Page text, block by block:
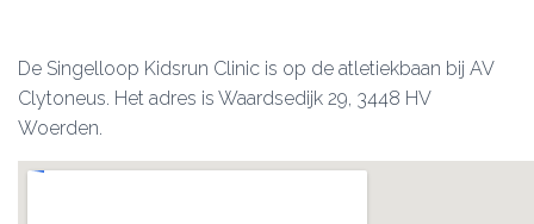
De Singelloop Kidsrun Clinic is op de atletiekbaan bij AV
Clytoneus. Het adres is Waardsedijk 29, 3448 HV
Woerden.